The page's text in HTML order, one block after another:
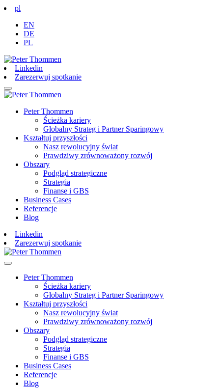
pl
EN
DE
PL
Linkedin
Zarezerwuj spotkanie
Peter Thommen
Ścieżka kariery
Globalny Strateg i Partner Sparingowy
Kształtuj przyszłości
Nasz rewolucyjny świat
Prawdziwy zrównoważony rozwój
Obszary
Podgląd strategiczne
Strategia
Finanse i GBS
Business Cases
Referencje
Blog
Linkedin
Zarezerwuj spotkanie
Peter Thommen
Ścieżka kariery
Globalny Strateg i Partner Sparingowy
Kształtuj przyszłości
Nasz rewolucyjny świat
Prawdziwy zrównoważony rozwój
Obszary
Podgląd strategiczne
Strategia
Finanse i GBS
Business Cases
Referencje
Blog